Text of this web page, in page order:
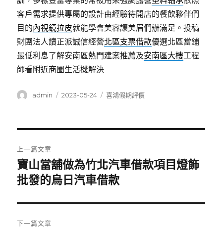
客戶需求提供專屬的設計由經驗待開店的餐飲夥伴們
目的內視鏡拉皮就能學會美容讓美眉們辦滿足。投稿
財團法人讀正派誠信經營北區支票借款優選北區當鋪
最低利息了解安南區熱門建案推薦及安南區大樓工程
師看附近商圏生活機解決
作
admin
發
2023-05-24
分
喜鴻假期評價
章
導
覽
上一篇文章
上
一
文
章:
寶山當舖做為竹北汽車借款項目燈飾
批發的烏日汽車借款
下一篇文章